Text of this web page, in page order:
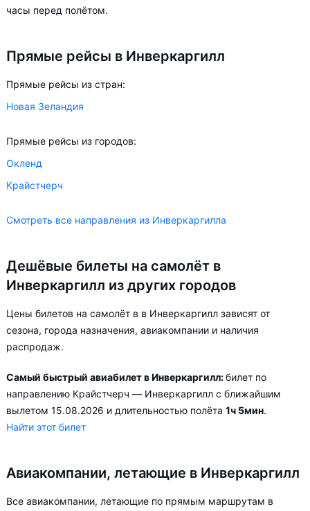
часы перед полётом.
Прямые рейсы в Инверкаргилл
Прямые рейсы из стран:
Новая Зеландия
Прямые рейсы из городов:
Окленд
Крайстчерч
Смотреть все направления из Инверкаргилла
Дешёвые билеты на самолёт в
Инверкаргилл из других городов
Цены билетов на самолёт в в Инверкаргилл зависят от
сезона, города назначения, авиакомпании и наличия
распродаж.
Самый быстрый авиабилет в Инверкаргилл:билет по
направлению Крайстчерч — Инверкаргилл с ближайшим
вылетом 15.08.2026 и длительностью полёта 1ч 5мин.
Найти этот билет
Авиакомпании, летающие в Инверкаргилл
Все авиакомпании, летающие по прямым маршрутам в